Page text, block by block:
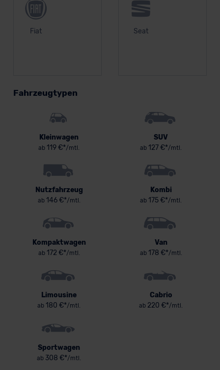
Fiat Seat
Fahrzeugtypen
Kleinwagen
ab 119 €*/mtl.
SUV
ab 127 €*/mtl.
Nutzfahrzeug
ab146 €*/mtl.
Kombi
ab 175 €*/mtl.
Kompaktwagen
ab172 €*/mtl.
Van
ab178 €*/mtl.
Limousine
ab 180 €*/mtl.
Cabrio
ab 220 €*/mtl.
Sportwagen
ab 308 €*/mtl.